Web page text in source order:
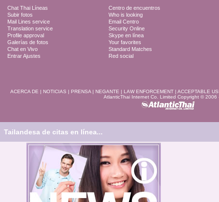
Chat Thai Líneas
Subir fotos
Mail Lines service
Translation service
Profile approval
Galerías de fotos
Chat en Vivo
Entrar Ajustes
Centro de encuentros
Who is looking
Email Centro
Security Online
Skype en línea
Your favorites
Standard Matches
Red social
ACERCA DE | NOTICIAS | PRENSA| NEGANTE | LAW ENFORCEMENT| ACCEPTABLE
AtlanticThai Internet Co. Limited Copyright © 2006
Tailandesa de citas en línea...